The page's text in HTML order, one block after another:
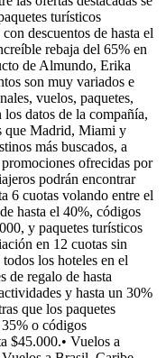
turísticos
descuentos de hasta el
rebaja del 65% en
de Almundo, Erika
son muy variados e
vuelos, paquetes,
datos de la compañía,
que Madrid, Miami y
más buscados, a
ofrecidas por
podrán encontrar
6 cuotas volando entre el
hasta el 40%, códigos
y paquetes turísticos
en 12 cuotas sin
los hoteles en el
de regalo de hasta
y hasta un 30%
que los paquetes
o códigos
$45.000.• Vuelos a